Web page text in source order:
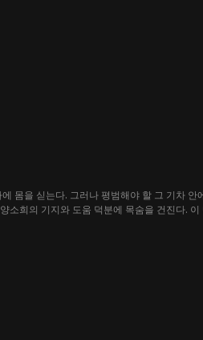
몸을 싣는다. 그러나 평범해야 할 그 기차
희의 기지와 도움 덕분에 목숨을 건진다.